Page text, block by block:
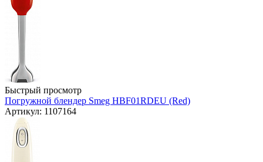
Быстрый просмотр
Погружной блендер Smeg HBF01RDEU (Red)
Артикул: 1107164